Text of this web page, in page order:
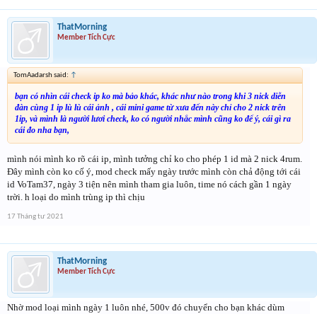
ThatMorning
Member Tích Cực
TomAadarsh said: ↑
bạn có nhìn cái check ip ko mà bảo khác, khác như nào trong khi 3 nick diễn
đàn cùng 1 ip lù lù cái ảnh , cái mini game từ xưa đến này chỉ cho 2 nick trên
1ip, và mình là người lươi check, ko có người nhắc mình cũng ko để ý, cái gì ra
cái đo nha bạn,
mình nói mình ko rõ cái ip, mình tưởng chỉ ko cho phép 1 id mà 2 nick 4rum.
Đây mình còn ko cố ý, mod check mấy ngày trước mình còn chả động tới cái
id VoTam37, ngày 3 tiện nên mình tham gia luôn, time nó cách gần 1 ngày
trời. h loại do mình trùng ip thì chịu
17 Tháng tư 2021
ThatMorning
Member Tích Cực
Nhờ mod loại mình ngày 1 luôn nhé, 500v đó chuyển cho bạn khác dùm